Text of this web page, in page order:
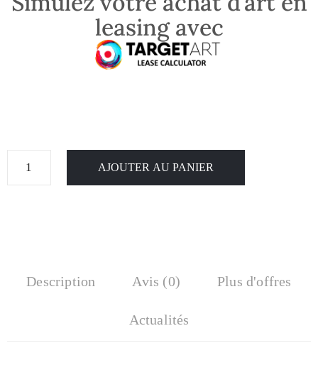
leasing avec
AJOUTER AU PANIER
Description Avis (0) Plus d'offres
Actualités